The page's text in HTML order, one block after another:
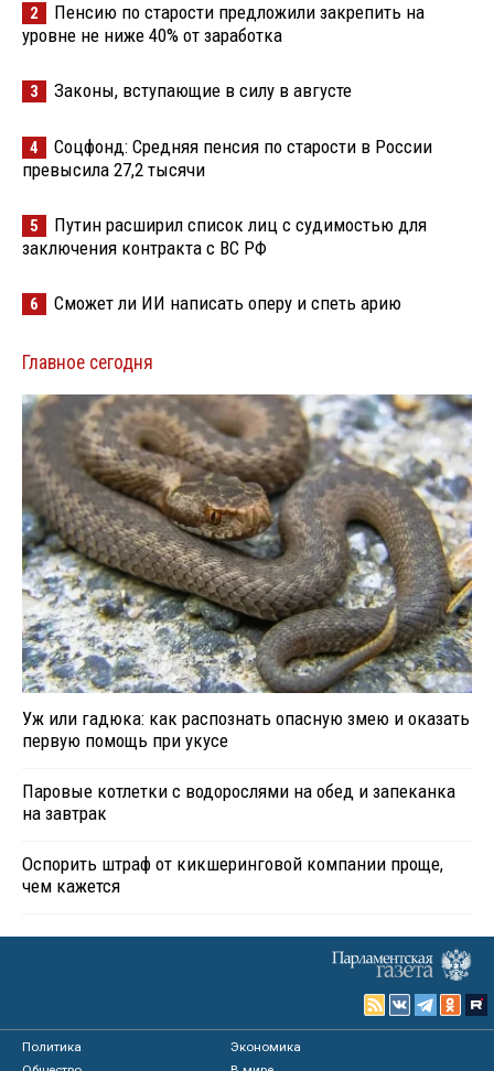
2
Пенсию по старости предложили закрепить на
уровне не ниже 40% от заработка
3 Законы, вступающие в силу в августе
4
Соцфонд: Средняя пенсия по старости в России
превысила 27,2 тысячи
5
Путин расширил список лиц с судимостью для
заключения контракта с ВС РФ
6 Сможет ли ИИ написать оперу и спеть арию
Главное сегодня
Уж или гадюка: как распознать опасную змею и оказать
первую помощь при укусе
Паровые котлетки с водорослями на обед и запеканка
на завтрак
Оспорить штраф от кикшеринговой компании проще,
чем кажется
Политика
Экономика